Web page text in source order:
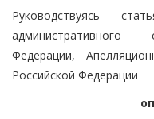
Руководствуясь
административного
Федерации,
Российской Федерации